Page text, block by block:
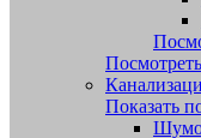
Показать